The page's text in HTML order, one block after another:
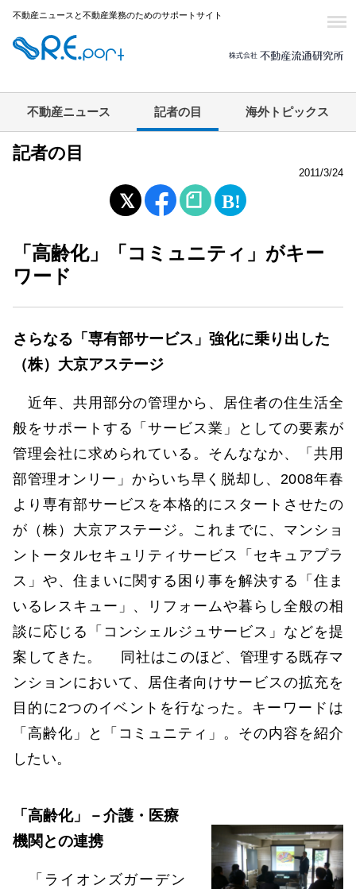
不動産ニュースと不動産業務のためのサポートサイト
不動産ニュース 記者の目 海外トピックス
記者の目
2011/3/24
「高齢化」「コミュニティ」がキー
ワード
さらなる「専有部サービス」強化に乗り出した
（株）大京アステージ
近年、共用部分の管理から、居住者の住生活全
般をサポートする「サービス業」としての要素が
管理会社に求められている。そんななか、「共用
部管理オンリー」からいち早く脱却し、2008年春
より専有部サービスを本格的にスタートさせたの
が（株）大京アステージ。これまでに、マンショ
ントータルセキュリティサービス「セキュアプラ
ス」や、住まいに関する困り事を解決する「住ま
いるレスキュー」、リフォームや暮らし全般の相
談に応じる「コンシェルジュサービス」などを提
案してきた。 同社はこのほど、管理する既存マ
ンションにおいて、居住者向けサービスの拡充を
目的に2つのイベントを行なった。キーワードは
「高齢化」と「コミュニティ」。その内容を紹介
したい。
「高齢化」－介護・医療
機関との連携
「ライオンズガーデン